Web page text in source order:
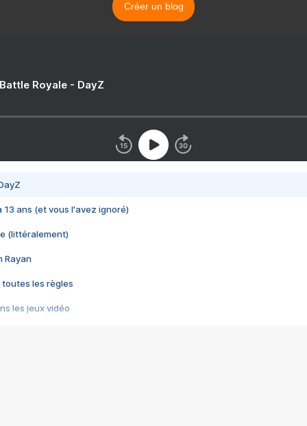
Créer un blog
Royale - DayZ
13 ans (et vous l'avez ignoré)
(littéralement)
Rayan
toutes les règles
les jeux vidéo